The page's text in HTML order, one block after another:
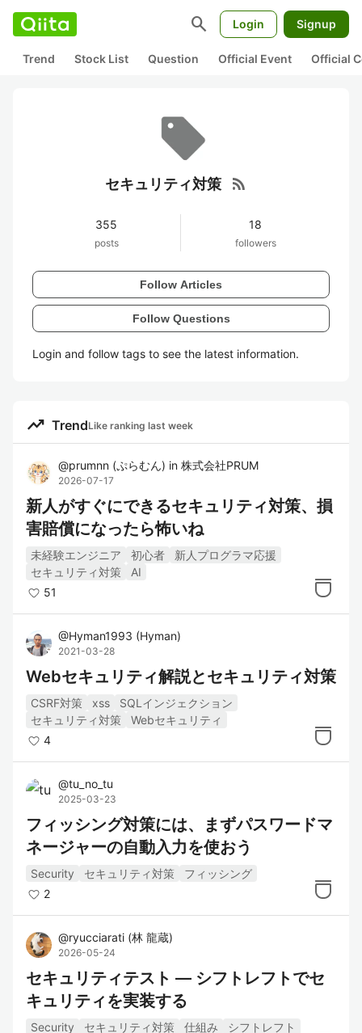
search Login Signup
Trend Stock List Question Official Event Official
セキュリティ対策 rss_feed
355
posts
18
followers
Follow Articles
Follow Questions
Login and follow tags to see the latest information.
trending_up TrendLike ranking last week
@prumnn (ぷらむん) in 株式会社PRUM
2026-07-17
新人がすぐにできるセキュリティ対策、損
害賠償になったら怖いね
未経験エンジニア 初心者
新人プログラマ応援
セキュリティ対策
AI
51
@Hyman1993 (Hyman)
2021-03-28
Webセキュリティ解説とセキュリティ対策
CSRF対策 xss
SQLインジェクション
セキュリティ対策
Webセキュリティ
4
@tu_no_tu
2025-03-23
フィッシング対策には、まずパスワードマ
ネージャーの自動入力を使おう
Security セキュリティ対策
フィッシング
2
@ryucciarati (林 龍蔵)
2026-05-24
セキュリティテスト — シフトレフトでセ
キュリティを実装する
Security セキュリティ対策 仕組み
シフトレフト